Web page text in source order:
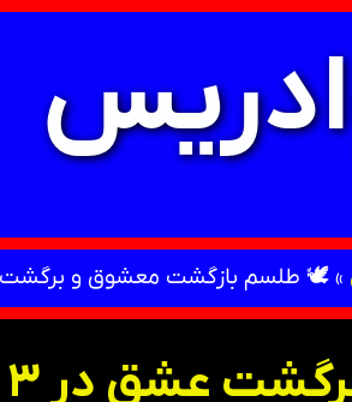
»🕊 طلسم بازگشت معشوق و برگشت
عشق در ۳ روز